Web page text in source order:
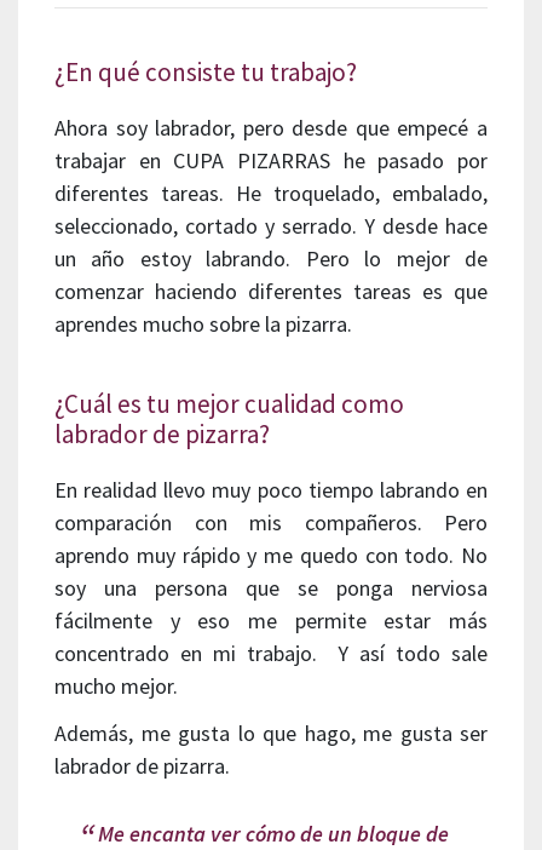
¿En qué consiste tu trabajo?
Ahora soy labrador, pero desde que empecé a
trabajar en CUPA PIZARRAS he pasado por
diferentes tareas. He troquelado, embalado,
seleccionado, cortado y serrado. Y desde hace
un año estoy labrando. Pero lo mejor de
comenzar haciendo diferentes tareas es que
aprendes mucho sobre la pizarra.
¿Cuál es tu mejor cualidad como
labrador de pizarra?
En realidad llevo muy poco tiempo labrando en
comparación con mis compañeros. Pero
aprendo muy rápido y me quedo con todo. No
soy una persona que se ponga nerviosa
fácilmente y eso me permite estar más
concentrado en mi trabajo. Y así todo sale
mucho mejor.
Además, me gusta lo que hago, me gusta ser
labrador de pizarra.
Me encanta ver cómo de un bloque de